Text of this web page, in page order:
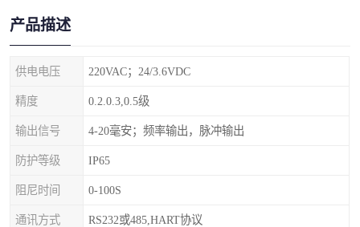
产品描述
供电电压 220VAC；24/3.6VDC
精度 0.2.0.3,0.5级
输出信号 4-20毫安；频率输出，脉冲输出
防护等级 IP65
阻尼时间 0-100S
通讯方式 RS232或485,HART协议